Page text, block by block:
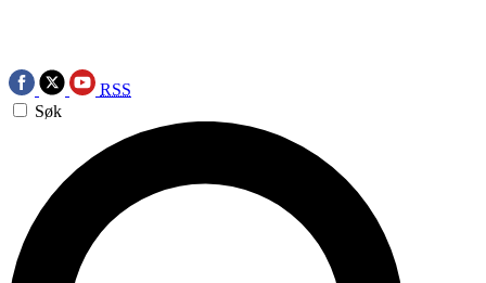
RSS
Søk